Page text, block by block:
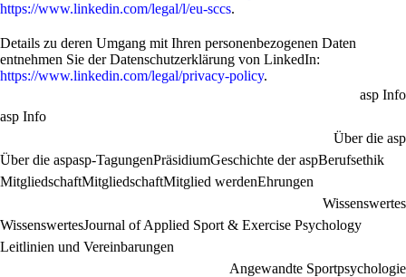
https://www.linkedin.com/legal/l/eu-sccs.
Details zu deren Umgang mit Ihren personenbezogenen Daten
entnehmen Sie der Datenschutzerklärung von LinkedIn:
https://www.linkedin.com/legal/privacy-policy.
asp Info
asp Info
Über die asp
Über die aspasp-TagungenPräsidiumGeschichte der aspBerufsethik
MitgliedschaftMitgliedschaftMitglied werdenEhrungen
Wissenswertes
WissenswertesJournal of Applied Sport & Exercise Psychology
Leitlinien und Vereinbarungen
Angewandte Sportpsychologie